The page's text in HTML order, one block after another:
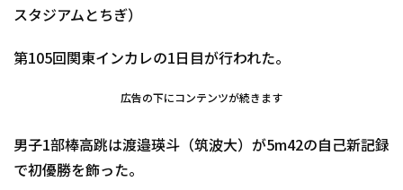
スタジアムとちぎ）
第105回関東インカレの1日目が行われた。
広告の下にコンテンツが続きます
男子1部棒高跳は渡邉瑛斗（筑波大）が5m42の自己新記録
で初優勝を飾った。